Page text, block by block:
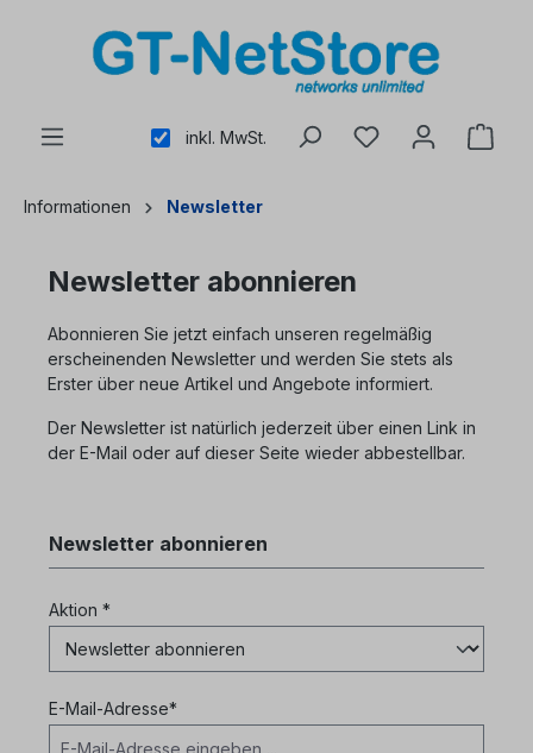
inkl. MwSt.
Informationen Newsletter
Newsletter abonnieren
Abonnieren Sie jetzt einfach unseren regelmäßig
erscheinenden Newsletter und werden Sie stets als
Erster über neue Artikel und Angebote informiert.
Der Newsletter ist natürlich jederzeit über einen Link in
der E-Mail oder auf dieser Seite wieder abbestellbar.
Newsletter abonnieren
Aktion *
E-Mail-Adresse*